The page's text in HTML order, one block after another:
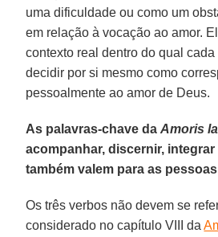
uma dificuldade ou como um
em relação à vocação ao amor.
contexto real dentro do qual
decidir por si mesmo como
pessoalmente ao amor de Deus.
As palavras-chave daAmoris
acompanhar, discernir,
também valem para as
Os três verbos não devem se
considerado no capítulo VIII da